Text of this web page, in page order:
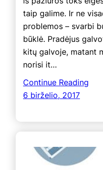
taip galime. Ir ne
problemos – svarbi
būklė. Pradėjus
kitų galvoje, matant
norisi it…
Continue Reading
6 birželio, 2017